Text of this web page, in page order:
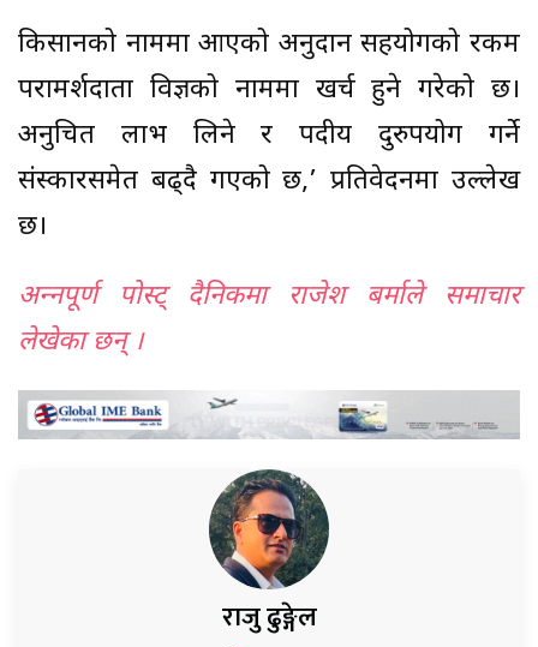
किसानको नाममा आएको अनुदान सहयोगको रकम
परामर्शदाता विज्ञको नाममा खर्च हुने गरेको छ।
अनुचित लाभ लिने र पदीय दुरुपयोग गर्ने
संस्कारसमेत बढ्दै गएको छ,’ प्रतिवेदनमा उल्लेख
छ।
अन्‍नपूर्ण पोस्ट् दैनिकमा राजेश बर्माले समाचार
लेखेका छन् ।
राजु ढुङ्गेल